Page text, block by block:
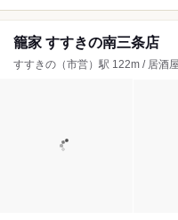
籠家 すすきの南三条店
すすきの（市営）駅 122m / 居酒